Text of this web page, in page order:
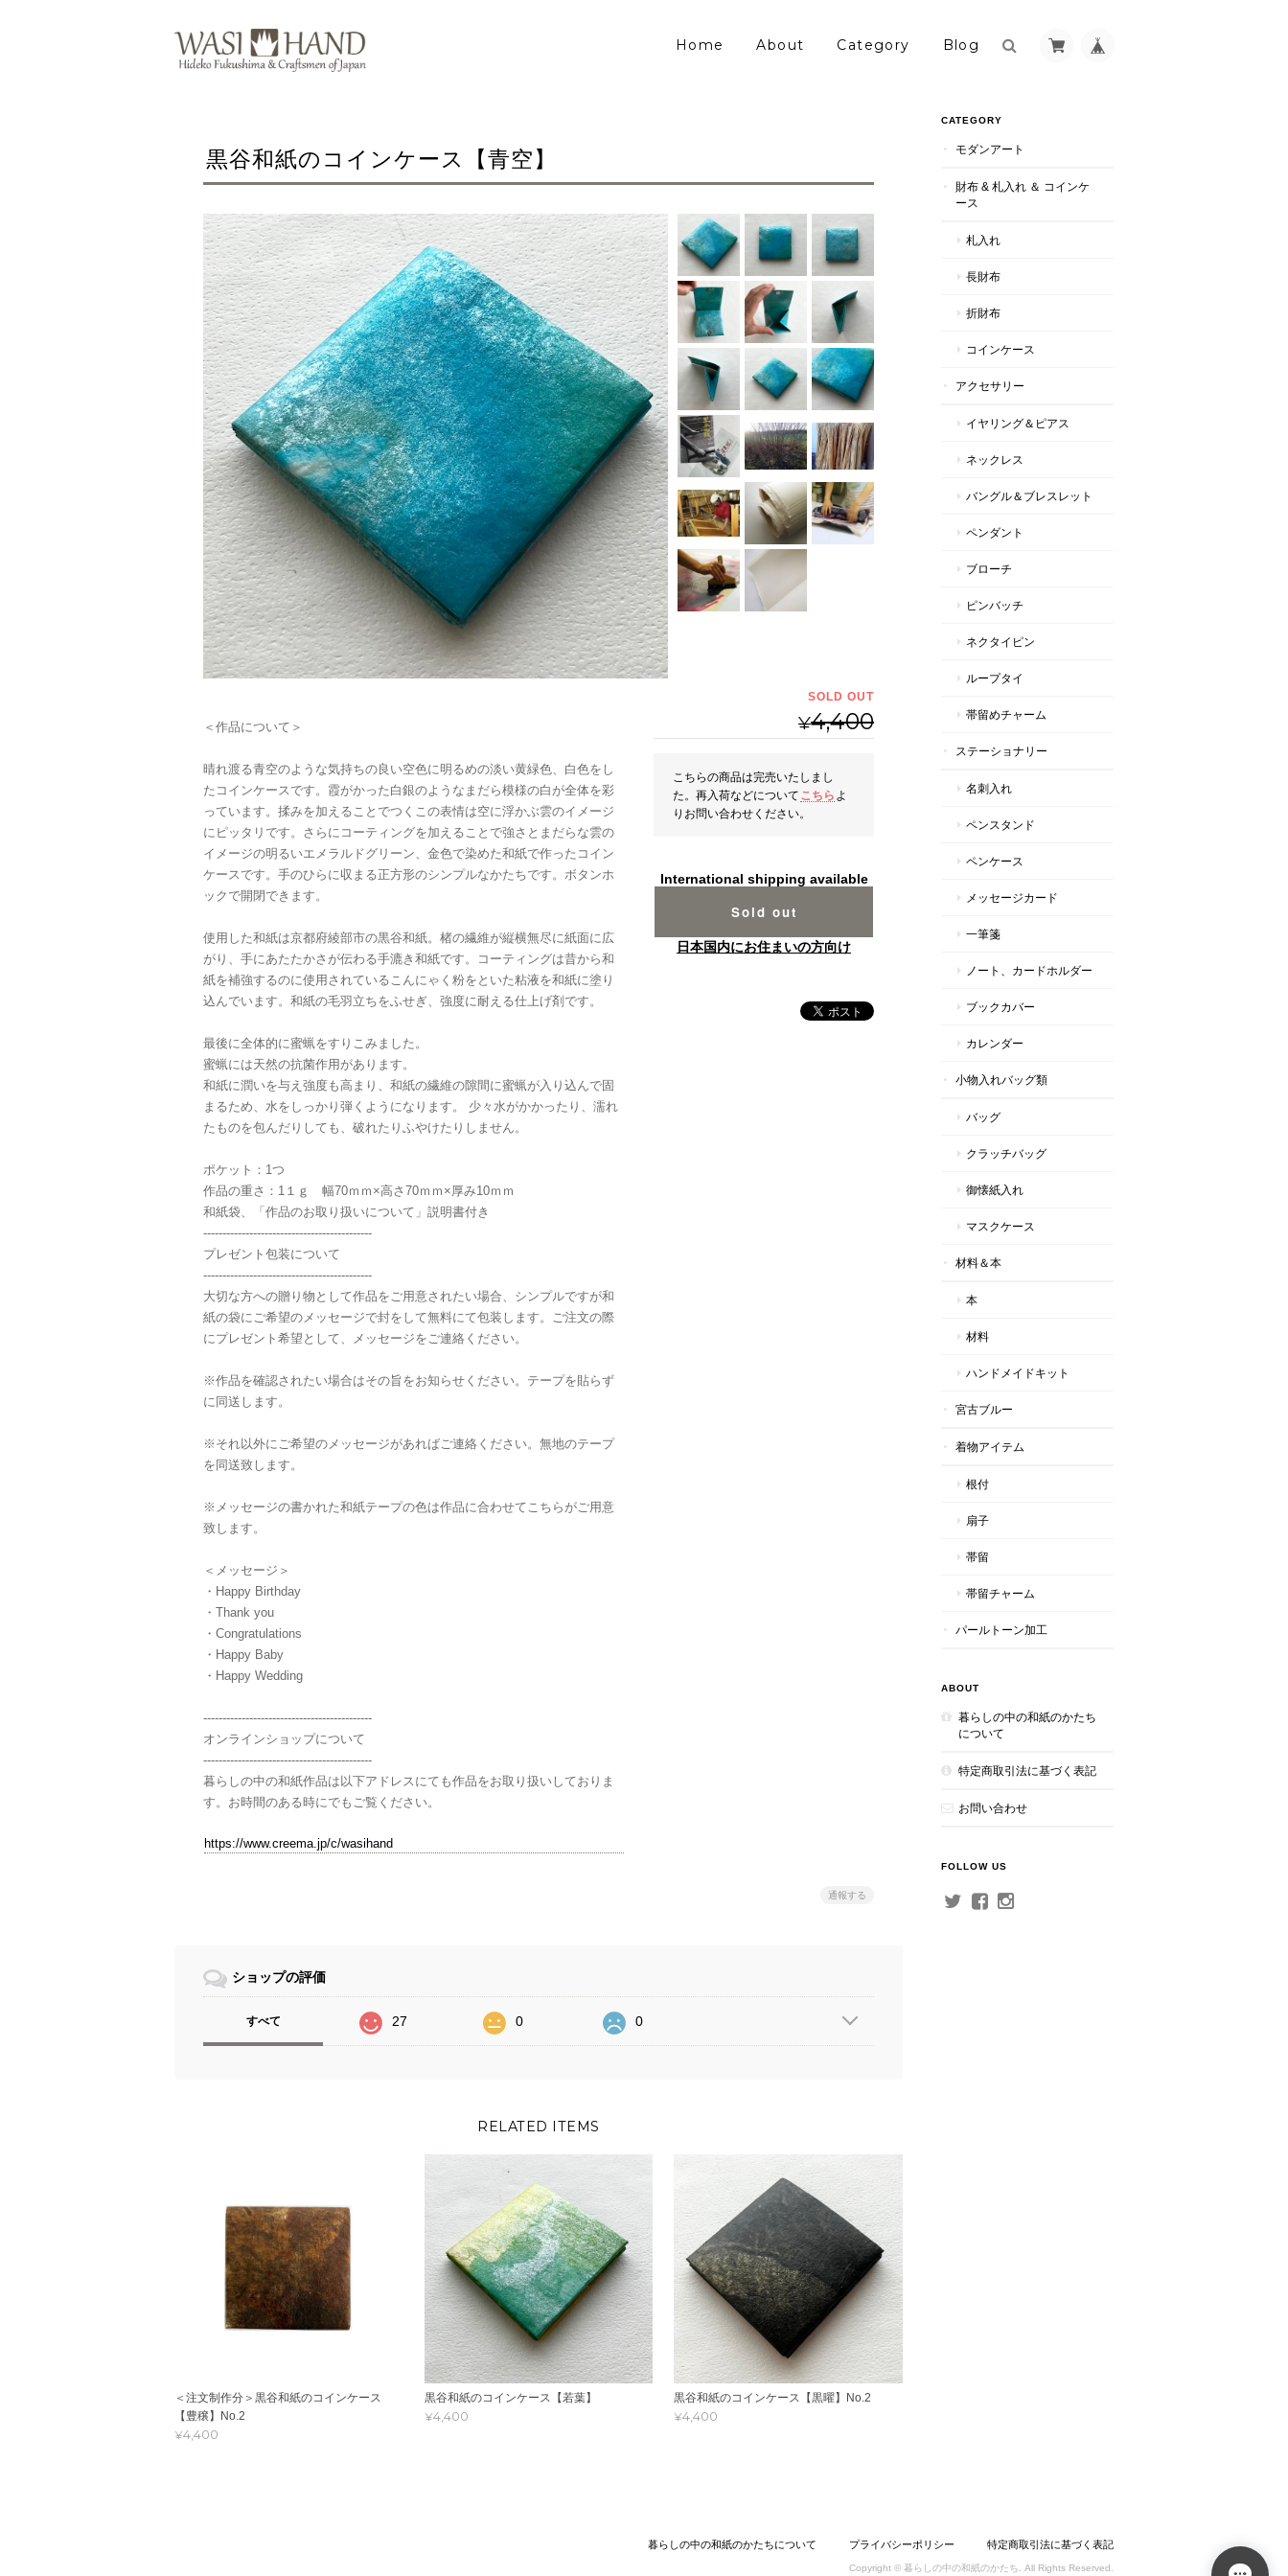
Home About Category Blog
黒谷和紙のコインケース【青空】
＜作品について＞
晴れ渡る青空のような気持ちの良い空色に明るめの淡い黄緑色、白色をし
たコインケースです。霞がかった白銀のようなまだら模様の白が全体を彩
っています。揉みを加えることでつくこの表情は空に浮かぶ雲のイメージ
にピッタリです。さらにコーティングを加えることで強さとまだらな雲の
イメージの明るいエメラルドグリーン、金色で染めた和紙で作ったコイン
ケースです。手のひらに収まる正方形のシンプルなかたちです。ボタンホ
ックで開閉できます。
使用した和紙は京都府綾部市の黒谷和紙。楮の繊維が縦横無尽に紙面に広
がり、手にあたたかさが伝わる手漉き和紙です。コーティングは昔から和
紙を補強するのに使用されているこんにゃく粉をといた粘液を和紙に塗り
込んでいます。和紙の毛羽立ちをふせぎ、強度に耐える仕上げ剤です。
最後に全体的に蜜蝋をすりこみました。
蜜蝋には天然の抗菌作用があります。
和紙に潤いを与え強度も高まり、和紙の繊維の隙間に蜜蝋が入り込んで固
まるため、水をしっかり弾くようになります。 少々水がかかったり、濡れ
たものを包んだりしても、破れたりふやけたりしません。
ポケット：1つ
作品の重さ：1１ｇ 幅70ｍｍ×高さ70ｍｍ×厚み10ｍｍ
和紙袋、「作品のお取り扱いについて」説明書付き
--------------------------------------------
プレゼント包装について
--------------------------------------------
大切な方への贈り物として作品をご用意されたい場合、シンプルですが和
紙の袋にご希望のメッセージで封をして無料にて包装します。ご注文の際
にプレゼント希望として、メッセージをご連絡ください。
※作品を確認されたい場合はその旨をお知らせください。テープを貼らず
に同送します。
※それ以外にご希望のメッセージがあればご連絡ください。無地のテープ
を同送致します。
※メッセージの書かれた和紙テープの色は作品に合わせてこちらがご用意
致します。
＜メッセージ＞
・Happy Birthday
・Thank you
・Congratulations
・Happy Baby
・Happy Wedding
--------------------------------------------
オンラインショップについて
--------------------------------------------
暮らしの中の和紙作品は以下アドレスにても作品をお取り扱いしておりま
す。お時間のある時にでもご覧ください。
https://www.creema.jp/c/wasihand
¥4,400
SOLD OUT
こちらの商品は完売いたしまし
た。再入荷などについて こちら よ
りお問い合わせください。
International shipping available
Sold out
日本国内にお住まいの方向け
通報する
ショップの評価
すべて 27 0 0
RELATED ITEMS
＜注文制作分＞黒谷和紙のコインケース
【豊穣】No.2
¥4,400
黒谷和紙のコインケース【若葉】
¥4,400
黒谷和紙のコインケース【黒曜】No.2
¥4,400
CATEGORY
モダンアート
財布 & 札入れ ＆ コインケ
ース
札入れ
長財布
折財布
コインケース
アクセサリー
イヤリング＆ピアス
ネックレス
バングル＆ブレスレット
ペンダント
ブローチ
ピンバッチ
ネクタイピン
ループタイ
帯留めチャーム
ステーショナリー
名刺入れ
ペンスタンド
ペンケース
メッセージカード
一筆箋
ノート、カードホルダー
ブックカバー
カレンダー
小物入れバッグ類
バッグ
クラッチバッグ
御懐紙入れ
マスクケース
材料＆本
本
材料
ハンドメイドキット
宮古ブルー
着物アイテム
根付
扇子
帯留
帯留チャーム
パールトーン加工
ABOUT
暮らしの中の和紙のかたち
について
特定商取引法に基づく表記
お問い合わせ
FOLLOW US
暮らしの中の和紙のかたちについて プライバシーポリシー 特定商取引法に基づく表記
Copyright © 暮らしの中の和紙のかたち. All Rights Reserved.